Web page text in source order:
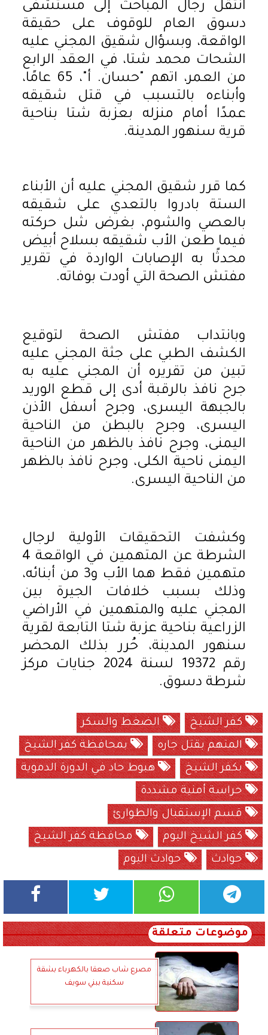
انتقل رجال المباحث إلى مستشفى
دسوق العام للوقوف على حقيقة
الواقعة، وبسؤال شقيق المجني عليه
الشحات محمد شتا، في العقد الرابع
من العمر، اتهم "حسان. أ"، 65 عامًا،
وأبناءه بالتسبب في قتل شقيقه
عمدًا أمام منزله بعزبة شتا بناحية
قرية سنهور المدينة.
كما قرر شقيق المجني عليه أن الأبناء
الستة بادروا بالتعدي على شقيقه
بالعصي والشوم، بغرض شل حركته
فيما طعن الأب شقيقه بسلاح أبيض
محدثًا به الإصابات الواردة في تقرير
مفتش الصحة التي أودت بوفاته.
وبانتداب مفتش الصحة لتوقيع
الكشف الطبي على جثة المجني عليه
تبين من تقريره أن المجني عليه به
جرح نافذ بالرقبة أدى إلى قطع الوريد
بالجبهة اليسرى، وجرح أسفل الأذن
اليسرى، وجرح بالبطن من الناحية
اليمنى، وجرح نافذ بالظهر من الناحية
اليمنى ناحية الكلى، وجرح نافذ بالظهر
من الناحية اليسرى.
وكشفت التحقيقات الأولية لرجال
الشرطة عن المتهمين في الواقعة 4
متهمين فقط هما الأب و3 من أبنائه،
وذلك بسبب خلافات الجيرة بين
المجني عليه والمتهمين في الأراضي
الزراعية بناحية عزبة شتا التابعة لقرية
سنهور المدينة، حُرر بذلك المحضر
رقم 19372 لسنة 2024 جنايات مركز
شرطة دسوق.
كفر الشيخ
الضغط والسكر
المتهم بقتل جاره
بمحافظة كفر الشيخ
بكفر الشيخ
هبوط حاد في الدورة الدموية
حراسة أمنية مشددة
قسم الإستقبال والطوارئ
كفر الشيخ اليوم
محافظة كفر الشيخ
حوادث
حوادث اليوم
موضوعات متعلقة
مصرع شاب صعقا بالكهرباء بشقة
سكنية ببني سويف